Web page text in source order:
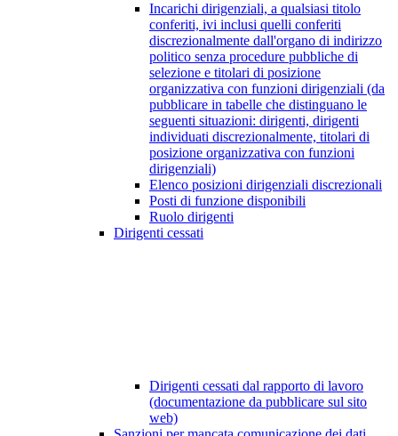
Incarichi dirigenziali, a qualsiasi titolo
conferiti, ivi inclusi quelli conferiti
discrezionalmente dall'organo di indirizzo
politico senza procedure pubbliche di
selezione e titolari di posizione
organizzativa con funzioni dirigenziali (da
pubblicare in tabelle che distinguano le
seguenti situazioni: dirigenti, dirigenti
individuati discrezionalmente, titolari di
posizione organizzativa con funzioni
dirigenziali)
Elenco posizioni dirigenziali discrezionali
Posti di funzione disponibili
Ruolo dirigenti
Dirigenti cessati
Dirigenti cessati dal rapporto di lavoro
(documentazione da pubblicare sul sito
web)